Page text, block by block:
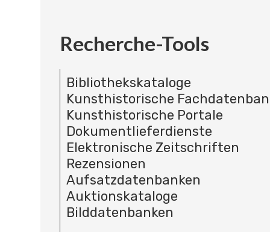
Recherche-Tools
Bibliothekskataloge
Kunsthistorische
Kunsthistorische Portale
Dokumentlieferdienste
Elektronische Zeitschriften
Rezensionen
Aufsatzdatenbanken
Auktionskataloge
Bilddatenbanken